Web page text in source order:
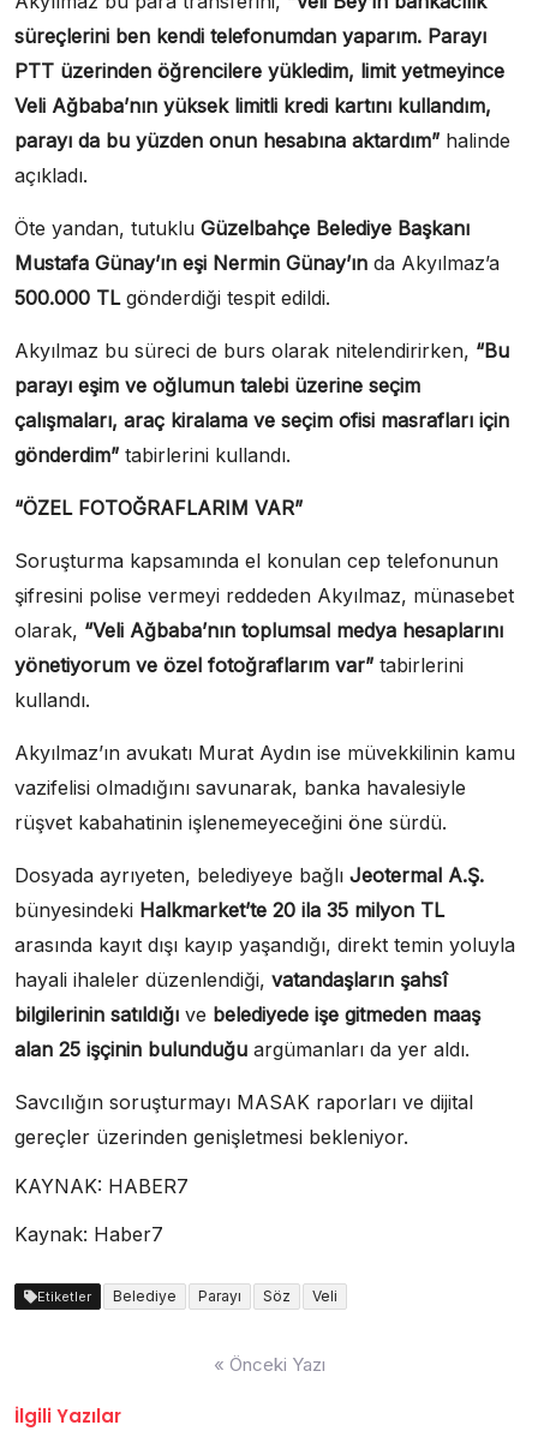
süreçlerini ben kendi telefonumdan yaparım. Parayı
PTT üzerinden öğrencilere yükledim, limit yetmeyince
Veli Ağbaba’nın yüksek limitli kredi kartını kullandım,
parayı da bu yüzden onun hesabına aktardım” halinde
açıkladı.
Öte yandan, tutuklu Güzelbahçe Belediye Başkanı
Mustafa Günay’ın eşi Nermin Günay’ın da Akyılmaz’a
500.000 TLgönderdiği tespit edildi.
Akyılmaz bu süreci de burs olarak nitelendirirken, “Bu
parayı eşim ve oğlumun talebi üzerine seçim
çalışmaları, araç kiralama ve seçim ofisi masrafları için
gönderdim” tabirlerini kullandı.
“ÖZEL FOTOĞRAFLARIM VAR”
Soruşturma kapsamında el konulan cep telefonunun
şifresini polise vermeyi reddeden Akyılmaz, münasebet
olarak, “Veli Ağbaba’nın toplumsal medya hesaplarını
yönetiyorum ve özel fotoğraflarım var” tabirlerini
kullandı.
Akyılmaz’ın avukatı Murat Aydın ise müvekkilinin kamu
vazifelisi olmadığını savunarak, banka havalesiyle
rüşvet kabahatinin işlenemeyeceğini öne sürdü.
Dosyada ayrıyeten, belediyeye bağlı Jeotermal A.Ş.
bünyesindeki Halkmarket’te 20 ila 35 milyon TL
arasında kayıt dışı kayıp yaşandığı, direkt temin yoluyla
hayali ihaleler düzenlendiği, vatandaşların şahsî
bilgilerinin satıldığı ve belediyede işe gitmeden maaş
alan 25 işçinin bulunduğu argümanları da yer aldı.
Savcılığın soruşturmayı MASAK raporları ve dijital
gereçler üzerinden genişletmesi bekleniyor.
KAYNAK: HABER7
Kaynak: Haber7
Etiketler Belediye Parayı Söz Veli
« Önceki Yazı
İlgili Yazılar